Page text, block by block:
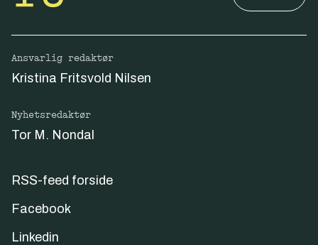
Ansvarlig redaktør
Kristina Fritsvold Nilsen
Nyhetsredaktør
Tor M. Nondal
RSS-feed forside
Facebook
Linkedin